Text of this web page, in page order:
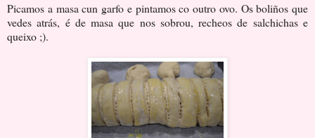
Picamos a masa cun garfo e pintamos co outro ovo. Os boliños que
vedes atrás, é de masa que nos sobrou, recheos de salchichas e
queixo ;).